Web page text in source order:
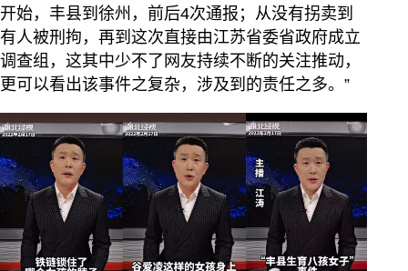
开始，丰县到徐州，前后4次通报；从没有拐卖到
有人被刑拘，再到这次直接由江苏省委省政府成立
调查组，这其中少不了网友持续不断的关注推动，
更可以看出该事件之复杂，涉及到的责任之多。”